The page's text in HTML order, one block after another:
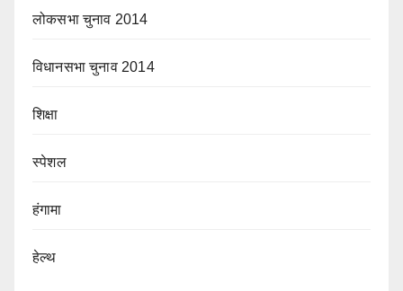
लोकसभा चुनाव 2014
विधानसभा चुनाव 2014
शिक्षा
स्पेशल
हंगामा
हेल्थ